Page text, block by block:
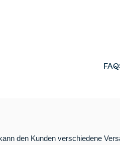
den Kunden verschiedene